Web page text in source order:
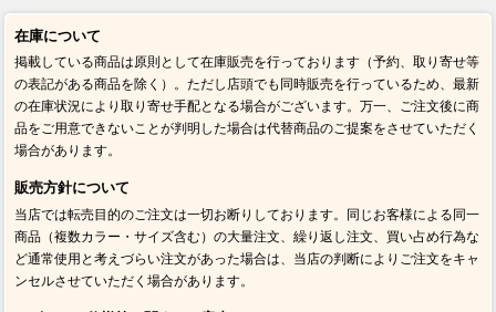
在庫について
掲載している商品は原則として在庫販売を行っております（予約、取り寄せ等
の表記がある商品を除く）。ただし店頭でも同時販売を行っているため、最新
の在庫状況により取り寄せ手配となる場合がございます。万一、ご注文後に商
品をご用意できないことが判明した場合は代替商品のご提案をさせていただく
場合があります。
販売方針について
当店では転売目的のご注文は一切お断りしております。同じお客様による同一
商品（複数カラー・サイズ含む）の大量注文、繰り返し注文、買い占め行為な
ど通常使用と考えづらい注文があった場合は、当店の判断によりご注文をキャ
ンセルさせていただく場合があります。